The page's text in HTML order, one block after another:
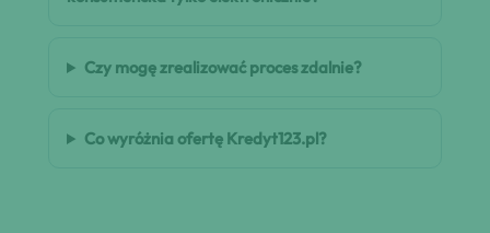
Czy mogę zrealizować proces zdalnie?
Co wyróżnia ofertę Kredyt123.pl?